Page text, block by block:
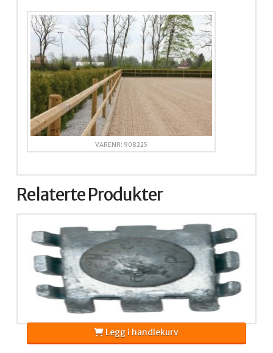
VARENR: 908225
Relaterte Produkter
Legg i handlekurv